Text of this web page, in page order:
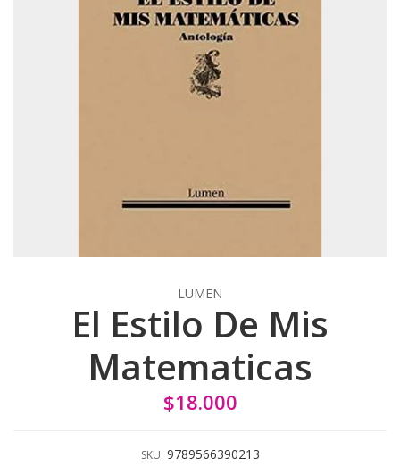
LUMEN
El Estilo De Mis
Matematicas
$18.000
SKU: 9789566390213